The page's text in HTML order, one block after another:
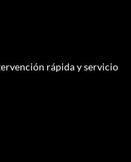
rápida y servicio